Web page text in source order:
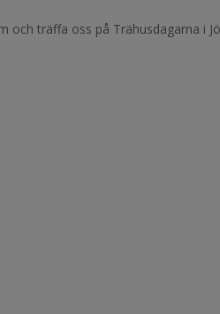
och träffa oss på Trähusdagarna i